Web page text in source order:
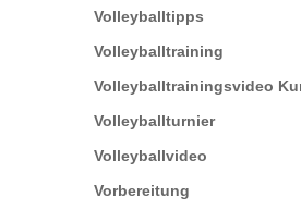
Volleyballtipps
Volleyballtraining
Volleyballtrainingsvideo
Volleyballturnier
Volleyballvideo
Vorbereitung